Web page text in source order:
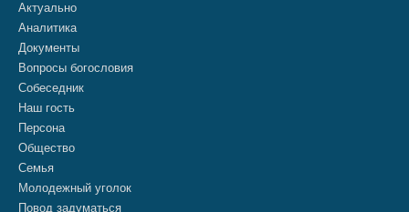
Актуально
Аналитика
Документы
Вопросы богословия
Собеседник
Наш гость
Персона
Общество
Семья
Молодежный уголок
Повод задуматься